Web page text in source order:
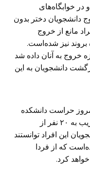
در خوابگاه‌های
دانشجویان دختر بدون
مانع از خروج
بروند نیز شده‌است.
خروج به آنان داده شد
دانشجویان به این
حراست دانشکده
موسیقی واقع در کرج مانع از ورود قریب به ۲۰‌ نفر از
این افراد توانستند
که از فردا
کرد.